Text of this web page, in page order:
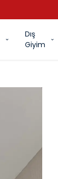
Dış
Giyim